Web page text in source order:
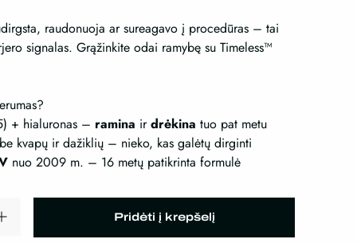
raudonuoja ar sureagavo į procedūras – tai
signalas. Grąžinkite odai ramybę su Timeless™
+ hialuronas – ramina irdrėkina tuo pat metu
kvapų ir dažiklių – nieko, kas galėtų dirginti
nuo 2009 m. – 16 metų patikrinta formulė
Pridėti į krepšelį